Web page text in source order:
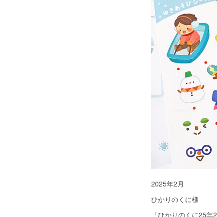
2025年2月
ひかりのくに様
「ひかりのくに25年